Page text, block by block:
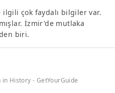
ilgili çok faydalı bilgiler var.
İzmir'de mutlaka
biri.
History - GetYourGuide